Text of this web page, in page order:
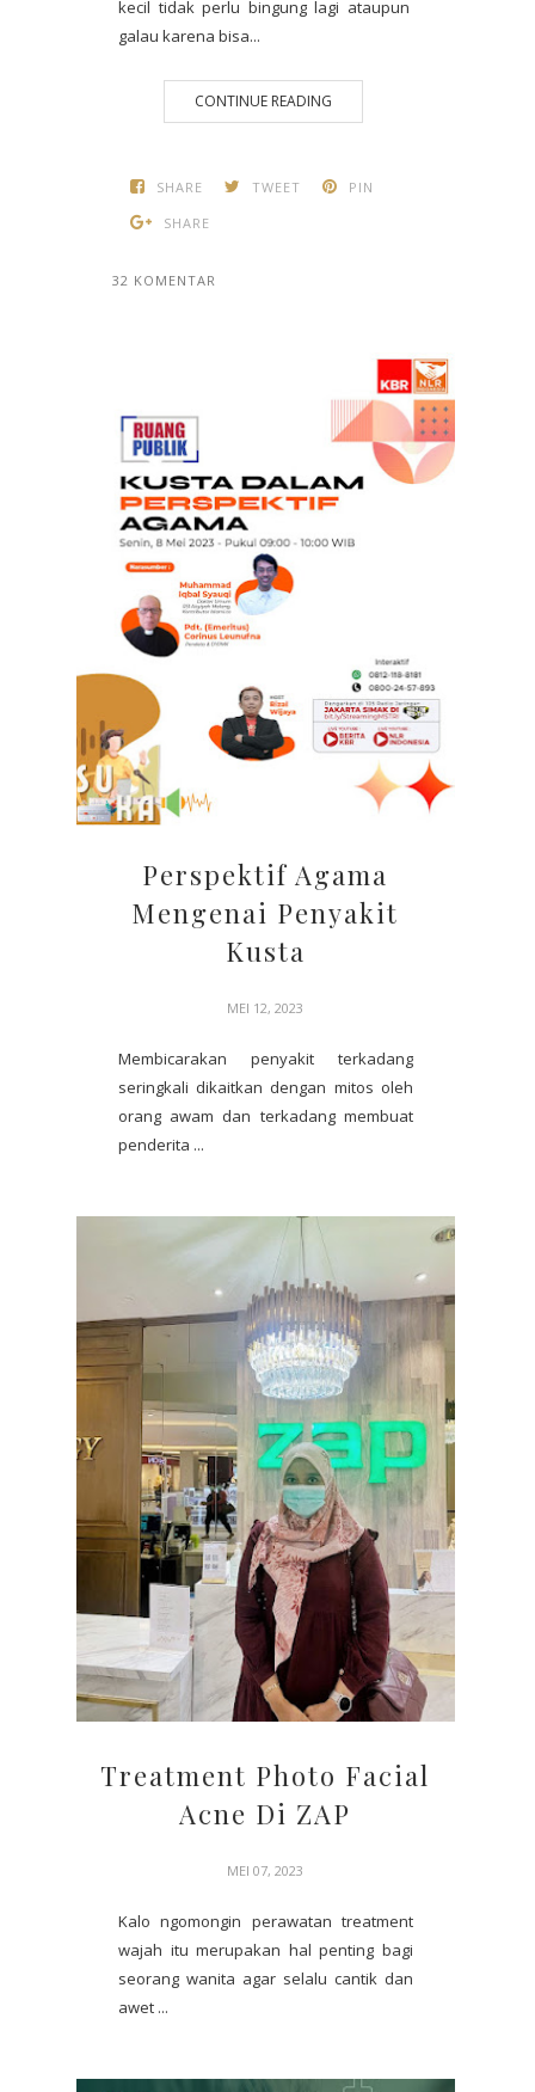
kecil tidak perlu bingung lagi ataupun
galau karena bisa...
CONTINUE READING
SHARE TWEET
PIN
SHARE
32 KOMENTAR
Perspektif Agama
Mengenai Penyakit
Kusta
MEI 12, 2023
Membicarakan penyakit terkadang
seringkali dikaitkan dengan mitos oleh
orang awam dan terkadang membuat
penderita ...
Treatment Photo Facial
Acne Di ZAP
MEI 07, 2023
Kalo ngomongin perawatan treatment
wajah itu merupakan hal penting bagi
seorang wanita agar selalu cantik dan
awet ...